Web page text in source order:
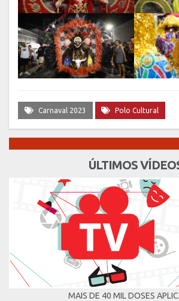
Carnaval 2023 Polo Cultural
ÚLTIMOS
MAIS DE 40 MIL DOSES